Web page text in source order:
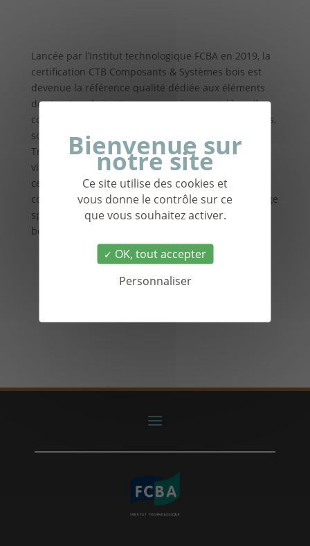
Ce site utilise des cookies et
vous donne le contrôle sur ce
que vous souhaitez activer.
OK, tout accepter
Personnaliser
Lancée par l’Institut technologique FCBA en 2019, la
certification CTB Composants & Systèmes bois est
devenue la référence qualité dédiée aux éléments
de structure bois et aux accessoires associés : elle
compte aujourd’hui 41 solutions et produits certifiés,
soit 32 acteurs engagés dans la démarche.
Trois d’entre eux, Cobs, Mathis et XLAM-Industrie,
viennent ainsi de voir leurs produits admis à cette
certification : des solutions différentes et
complémentaires, qui illustrent parfaitement le large
spectre couvert par CTB Composants & Systèmes
bois.